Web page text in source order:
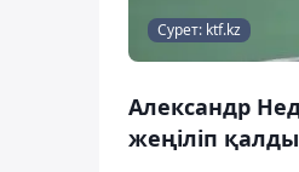
Сурет: ktf.kz
Александр
жеңіліп